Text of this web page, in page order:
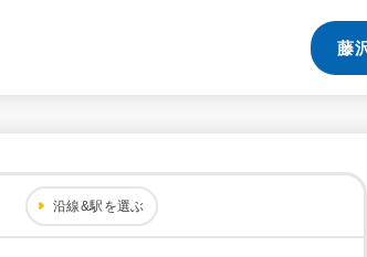
藤
沿線&駅を選ぶ